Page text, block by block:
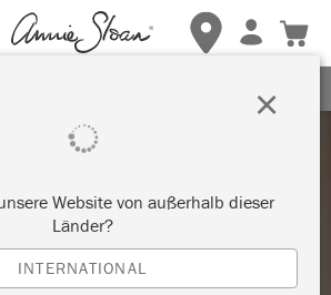
Geschäftsbedingungen.
Website von außerhalb dieser
Länder?
INTERNATIONAL
×